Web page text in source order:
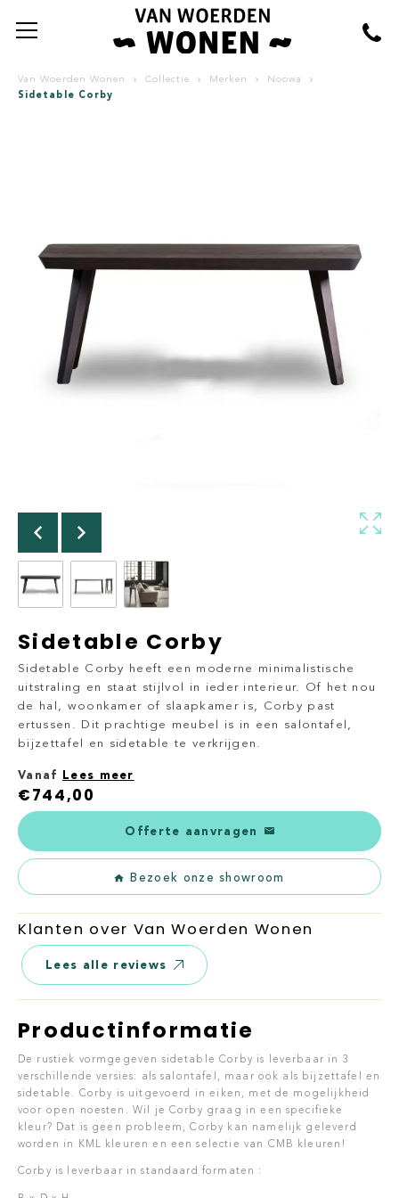
Van Woerden Wonen Collectie Merken Noowa
Sidetable Corby
Sidetable Corby
Sidetable Corby heeft een moderne minimalistische
uitstraling en staat stijlvol in ieder interieur. Of het nou
de hal, woonkamer of slaapkamer is, Corby past
ertussen. Dit prachtige meubel is in een salontafel,
bijzettafel en sidetable te verkrijgen.
Vanaf Lees meer
€744,00
Offerte aanvragen
Bezoek onze showroom
Klanten over Van Woerden Wonen
Lees alle reviews
Productinformatie
De rustiek vormgegeven sidetable Corby is leverbaar in 3
verschillende versies: als salontafel, maar ook als bijzettafel en
sidetable. Corby is uitgevoerd in eiken, met de mogelijkheid
voor open noesten. Wil je Corby graag in een specifieke
kleur? Dat is geen probleem, Corby kan namelijk geleverd
worden in KML kleuren en een selectie van CMB kleuren!
Corby is leverbaar in standaard formaten :